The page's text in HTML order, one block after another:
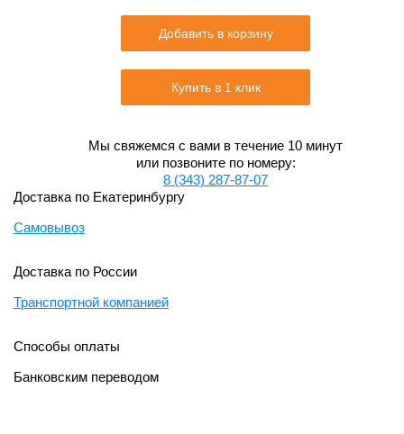
Добавить в корзину
Купить в 1 клик
Мы свяжемся с вами в течение 10 минут
или позвоните по номеру:
8 (343) 287-87-07
Доставка по Екатеринбургу
Самовывоз
Доставка по России
Транспортной компанией
Способы оплаты
Банковским переводом